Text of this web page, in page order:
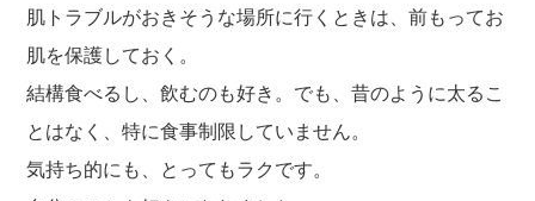
肌トラブルがおきそうな場所に行くときは、前もってお
肌を保護しておく。
結構食べるし、飲むのも好き。でも、昔のように太るこ
とはなく、特に食事制限していません。
気持ち的にも、とってもラクです。